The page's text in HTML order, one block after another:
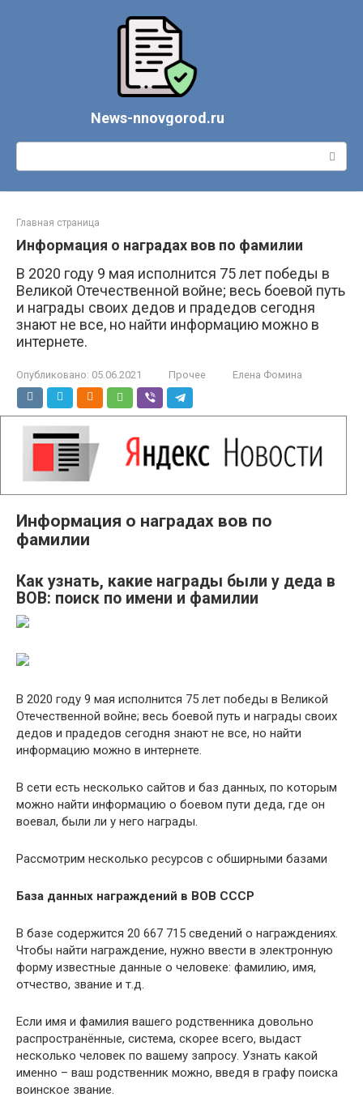
News-nnovgorod.ru
Поиск:
Главная страница
Информация о наградах вов по фамилии
В 2020 году 9 мая исполнится 75 лет победы в
Великой Отечественной войне; весь боевой путь
и награды своих дедов и прадедов сегодня
знают не все, но найти информацию можно в
интернете.
Опубликовано: 05.06.2021 Прочее Елена Фомина
Информация о наградах вов по
фамилии
Как узнать, какие награды были у деда в
ВОВ: поиск по имени и фамилии
В 2020 году 9 мая исполнится 75 лет победы в Великой
Отечественной войне; весь боевой путь и награды своих
дедов и прадедов сегодня знают не все, но найти
информацию можно в интернете.
В сети есть несколько сайтов и баз данных, по которым
можно найти информацию о боевом пути деда, где он
воевал, были ли у него награды.
Рассмотрим несколько ресурсов с обширными базами
База данных награждений в ВОВ СССР
В базе содержится 20 667 715 сведений о награждениях.
Чтобы найти награждение, нужно ввести в электронную
форму известные данные о человеке: фамилию, имя,
отчество, звание и т.д.
Если имя и фамилия вашего родственника довольно
распространённые, система, скорее всего, выдаст
несколько человек по вашему запросу. Узнать какой
именно – ваш родственник можно, введя в графу поиска
воинское звание.